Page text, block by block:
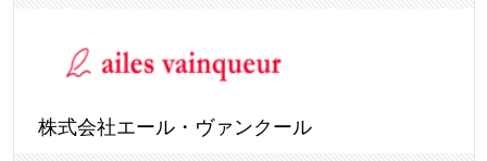
株式会社エール・ヴァンクール